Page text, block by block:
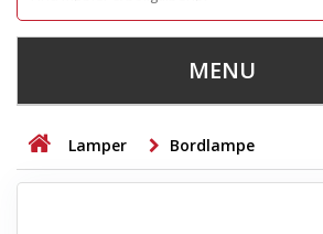
MENU
STUE
Lamper Bordlampe